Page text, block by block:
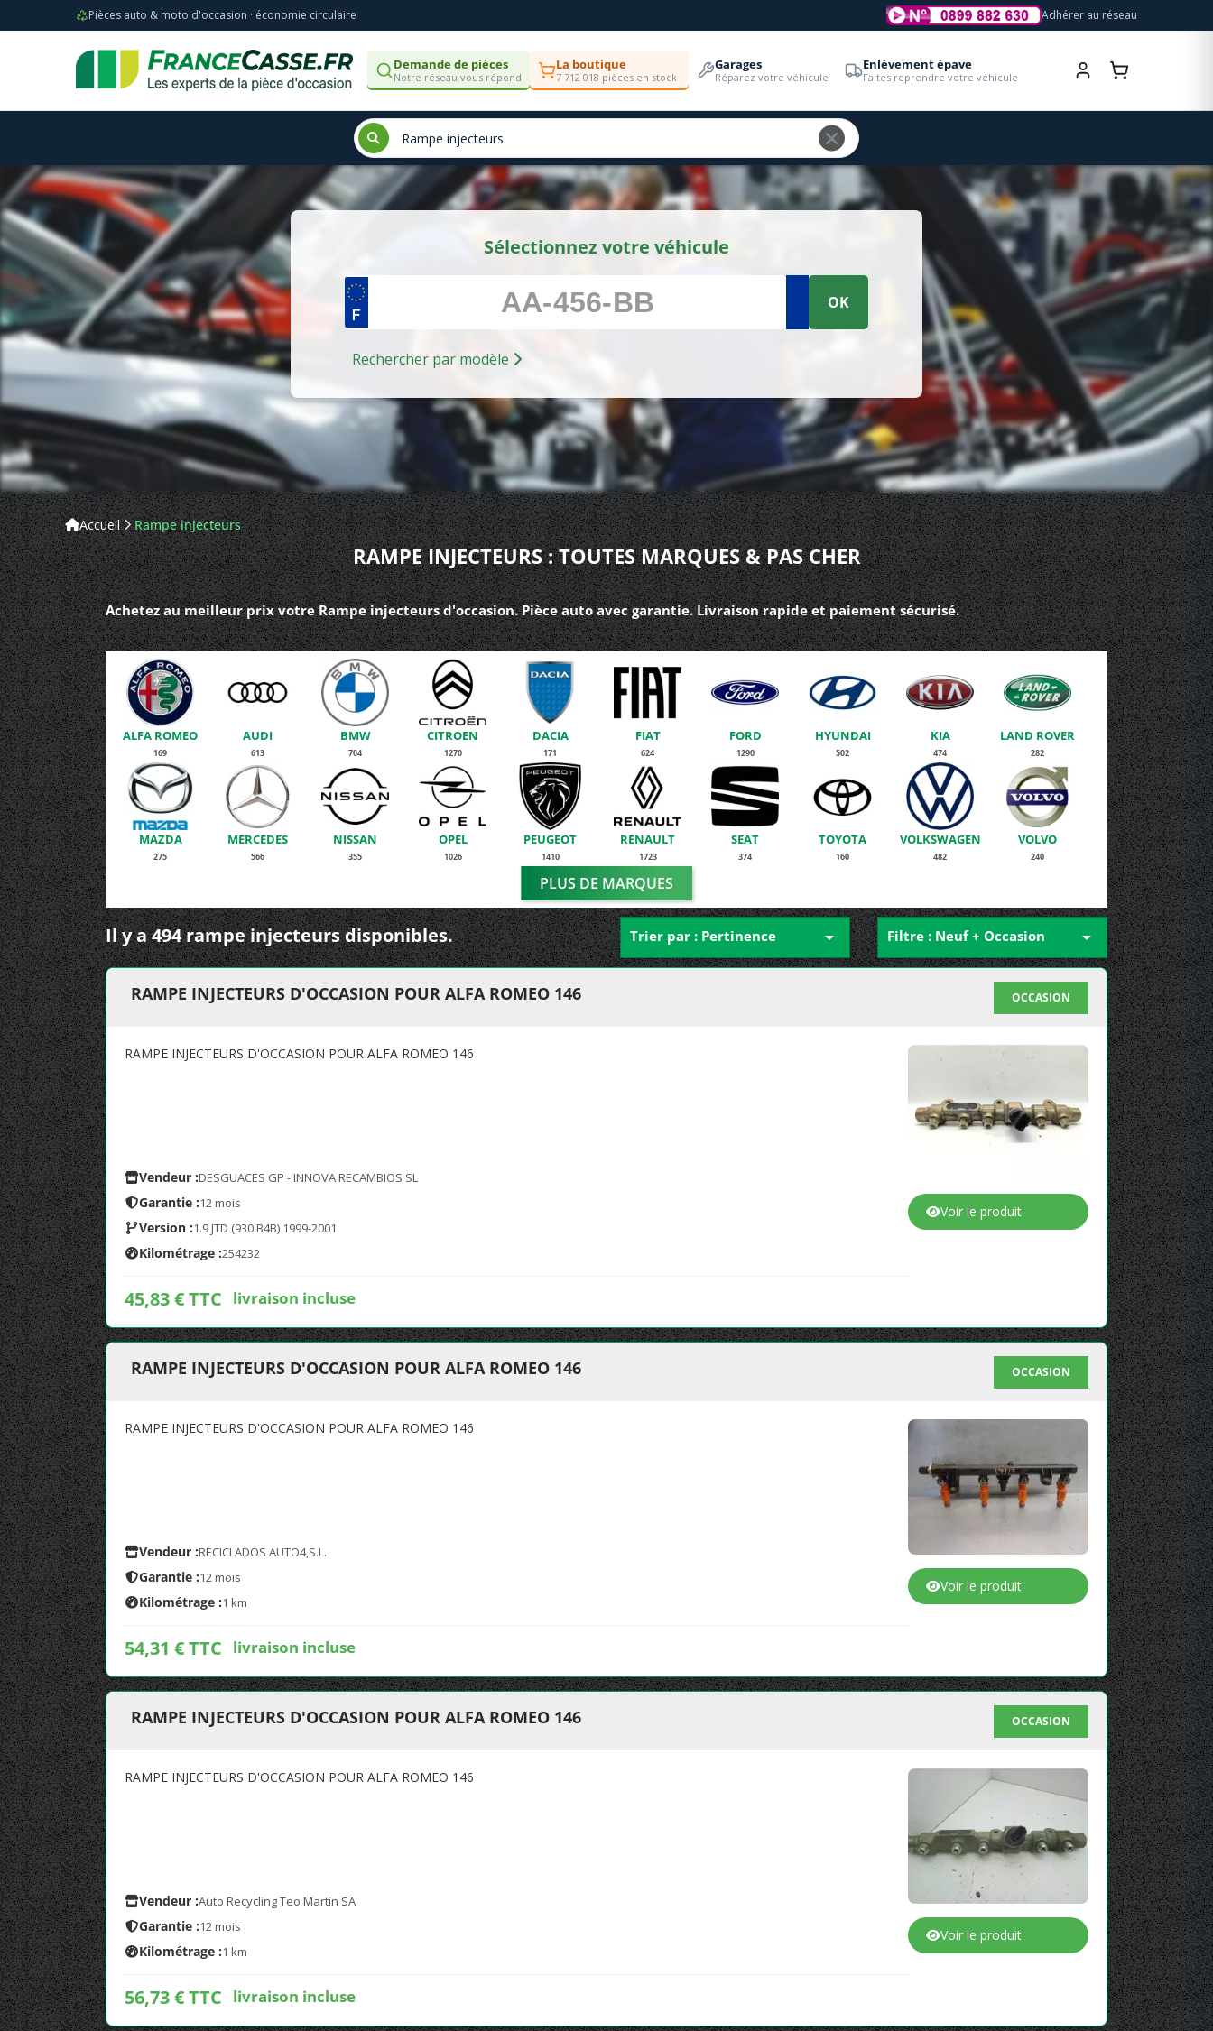
Pièces auto & moto d'occasion · économie circulaire Adhérer au réseau
Demande de pièces
Notre réseau vous répond
La boutique
7 712 018 pièces en stock
Garages
Réparez votre véhicule
Enlèvement épave
Faites reprendre votre véhicule
Sélectionnez votre véhicule
OK
Rechercher par modèle
Accueil Rampe injecteurs
RAMPE INJECTEURS : TOUTES MARQUES & PAS CHER
Achetez au meilleur prix votre Rampe injecteurs d'occasion. Pièce auto avec garantie. Livraison rapide et paiement sécurisé.
ALFA ROMEO
169
AUDI
613
BMW
704
CITROEN
1270
DACIA
171
FIAT
624
FORD
1290
HYUNDAI
502
KIA
474
LAND ROVER
282
MAZDA
275
MERCEDES
566
NISSAN
355
OPEL
1026
PEUGEOT
1410
RENAULT
1723
SEAT
374
TOYOTA
160
VOLKSWAGEN
482
VOLVO
240
PLUS DE MARQUES
Il y a 494 rampe injecteurs disponibles. Trier par : Pertinence  Filtre : Neuf + Occasion 
RAMPE INJECTEURS D'OCCASION POUR ALFA ROMEO 146 OCCASION
RAMPE INJECTEURS D'OCCASION POUR ALFA ROMEO 146
Vendeur :DESGUACES GP - INNOVA RECAMBIOS SL
Garantie :12 mois
Version :1.9 JTD (930.B4B) 1999-2001
Kilométrage :254232
45,83 € TTC livraison incluse
Voir le produit
RAMPE INJECTEURS D'OCCASION POUR ALFA ROMEO 146 OCCASION
RAMPE INJECTEURS D'OCCASION POUR ALFA ROMEO 146
Vendeur :RECICLADOS AUTO4,S.L.
Garantie :12 mois
Kilométrage :1 km
54,31 € TTC livraison incluse
Voir le produit
RAMPE INJECTEURS D'OCCASION POUR ALFA ROMEO 146 OCCASION
RAMPE INJECTEURS D'OCCASION POUR ALFA ROMEO 146
Vendeur :Auto Recycling Teo Martin SA
Garantie :12 mois
Kilométrage :1 km
56,73 € TTC livraison incluse
Voir le produit